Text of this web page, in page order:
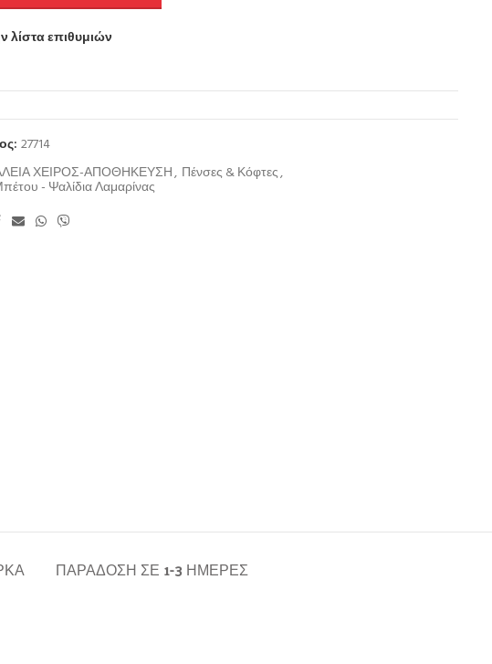
λίστα επιθυμιών
27714
ΧΕΙΡΟΣ-ΑΠΟΘΗΚΕΥΣΗ, Πένσες & Κόφτες,
- Ψαλίδια Λαμαρίνας
ΠΑΡΆΔΟΣΗ ΣΕ 1-3 ΗΜΈΡΕΣ